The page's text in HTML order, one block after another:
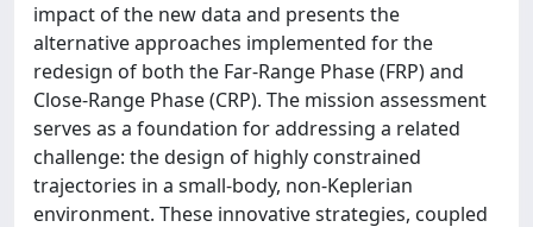
impact of the new data and presents the
alternative approaches implemented for the
redesign of both the Far-Range Phase (FRP) and
Close-Range Phase (CRP). The mission assessment
serves as a foundation for addressing a related
challenge: the design of highly constrained
trajectories in a small-body, non-Keplerian
environment. These innovative strategies, coupled